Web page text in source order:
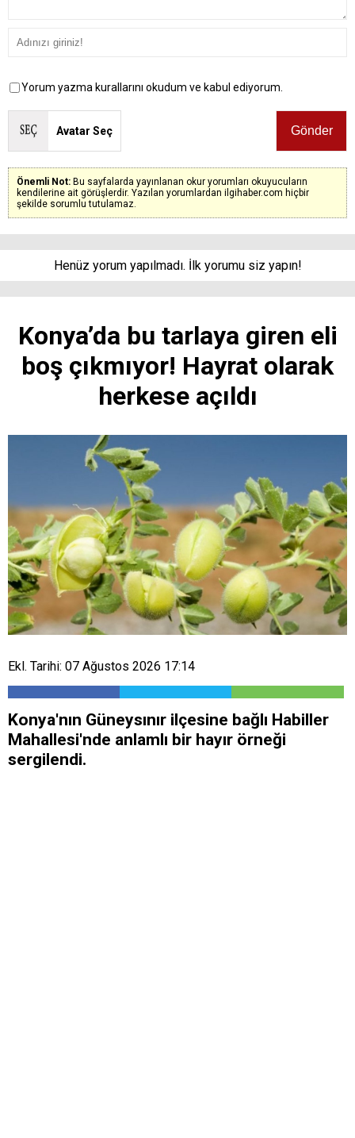
Yorum yazma kurallarını okudum ve kabul ediyorum.
Avatar Seç
Önemli Not: Bu sayfalarda yayınlanan okur yorumları okuyucuların
kendilerine ait görüşlerdir. Yazılan yorumlardan ilgihaber.com hiçbir
şekilde sorumlu tutulamaz.
Henüz yorum yapılmadı. İlk yorumu siz yapın!
Konya’da bu tarlaya giren eli
boş çıkmıyor! Hayrat olarak
herkese açıldı
Ekl. Tarihi: 07 Ağustos 2026 17:14
Konya'nın Güneysınır ilçesine bağlı Habiller
Mahallesi'nde anlamlı bir hayır örneği
sergilendi.